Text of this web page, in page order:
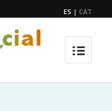
ES | CAT